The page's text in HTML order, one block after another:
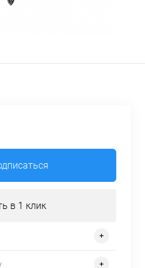
в 1 клик